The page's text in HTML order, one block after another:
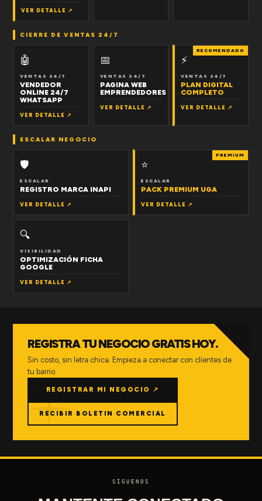
VER DETALLE ↗
CIERRE DE VENTAS 24/7
🤖
VENTAS 24/7
VENDEDOR
ONLINE 24/7
WHATSAPP
VER DETALLE ↗
📅
VENTAS 24/7
PAGINA WEB
EMPRENDEDORES
VER DETALLE ↗
RECOMENDADO
⚡
VENTAS 24/7
PLAN DIGITAL
COMPLETO
VER DETALLE ↗
ESCALAR NEGOCIO
🛡
ESCALAR
REGISTRO MARCA INAPI
VER DETALLE ↗
PREMIUM
⭐
ESCALAR
PACK PREMIUM UGA
VER DETALLE ↗
🔍
VISIBILIDAD
OPTIMIZACIÓN FICHA
GOOGLE
VER DETALLE ↗
REGISTRA TU NEGOCIO GRATIS HOY.
Sin costo, sin letra chica. Empieza a conectar con clientes de
tu barrio.
REGISTRAR MI NEGOCIO ↗
RECIBIR BOLETIN COMERCIAL
SÍGUENOS